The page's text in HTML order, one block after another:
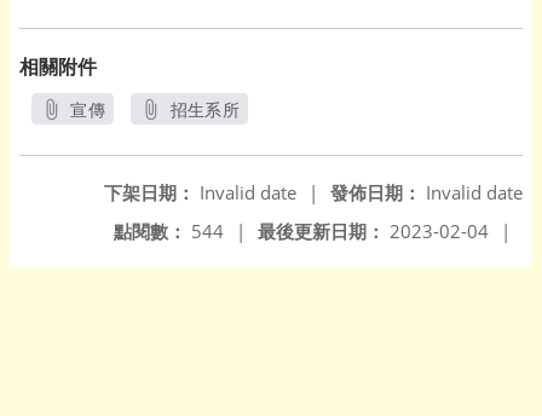
相關附件
宣傳
招生系所
發佈日期： Invalid date
下架日期： Invalid date
|
最後更新日期： 2023-02-04 |
點閱數： 544 |